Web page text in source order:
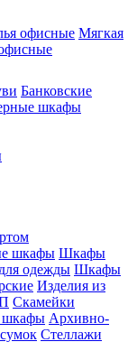
офисные Мягкая
Банковские
шкафы
шкафы Шкафы
одежды Шкафы
Изделия из
Скамейки
шкафы Архивно-
Стеллажи